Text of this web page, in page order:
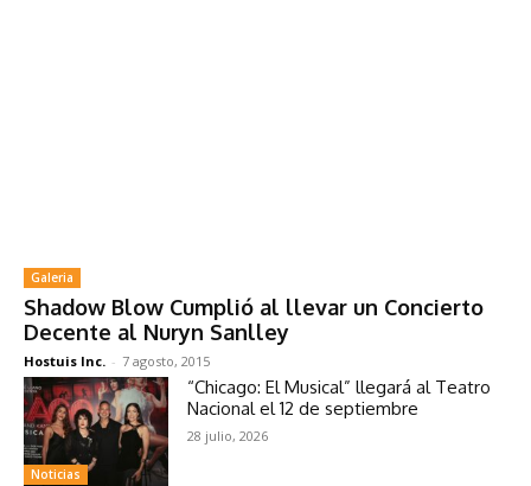
Galeria
Shadow Blow Cumplió al llevar un Concierto
Decente al Nuryn Sanlley
Hostuis Inc. - 7 agosto, 2015
Noticias
“Chicago: El Musical” llegará al Teatro
Nacional el 12 de septiembre
28 julio, 2026